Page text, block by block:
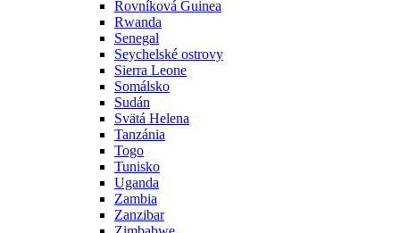
Rovníková Guinea
Rwanda
Senegal
Seychelské ostrovy
Sierra Leone
Somálsko
Sudán
Svätá Helena
Tanzánia
Togo
Tunisko
Uganda
Zambia
Zanzibar